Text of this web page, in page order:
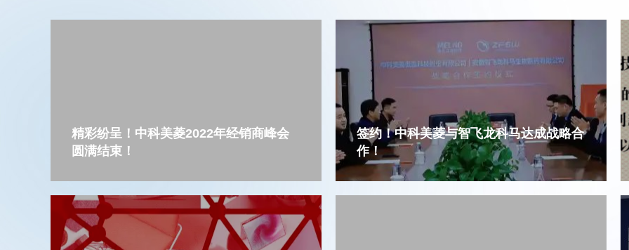
精彩纷呈！中科美菱2022年经销商峰会
圆满结束！
签约！中科美菱与智飞龙科马达成战略合
作！